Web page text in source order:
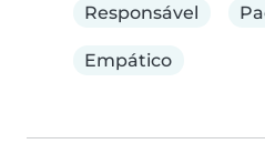
Responsável
Empático